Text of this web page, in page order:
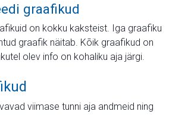
graafikud
on kokku kaksteist. Iga graafiku
graafik näitab. Kõik graafikud on
olev info on kohaliku aja järgi.
viimase tunni aja andmeid ning